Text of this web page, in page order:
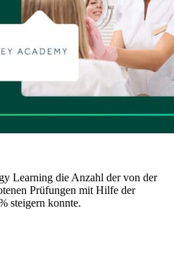
Learning die Anzahl der von der
Prüfungen mit Hilfe der
steigern konnte.